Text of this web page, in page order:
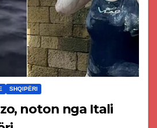
SHQIPËRI
noton nga Itali